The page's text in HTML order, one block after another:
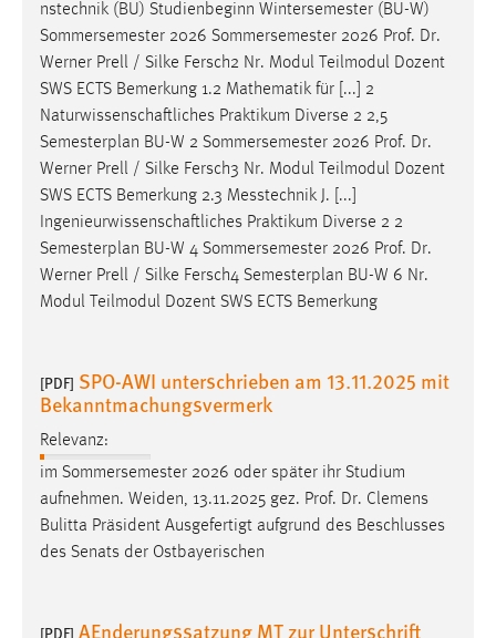
nstechnik (BU) Studienbeginn Wintersemester (BU-W)
Sommersemester 2026 Sommersemester 2026 Prof. Dr.
Werner Prell / Silke Fersch2 Nr. Modul Teilmodul Dozent
SWS ECTS Bemerkung 1.2 Mathematik für [...] 2
Naturwissenschaftliches Praktikum Diverse 2 2,5
Semesterplan BU-W 2 Sommersemester 2026 Prof. Dr.
Werner Prell / Silke Fersch3 Nr. Modul Teilmodul Dozent
SWS ECTS Bemerkung 2.3 Messtechnik J. [...]
Ingenieurwissenschaftliches Praktikum Diverse 2 2
Semesterplan BU-W 4 Sommersemester 2026 Prof. Dr.
Werner Prell / Silke Fersch4 Semesterplan BU-W 6 Nr.
Modul Teilmodul Dozent SWS ECTS Bemerkung
[PDF] SPO-AWI unterschrieben am 13.11.2025 mit
Bekanntmachungsvermerk
Relevanz:
im Sommersemester 2026 oder später ihr Studium
aufnehmen. Weiden, 13.11.2025 gez. Prof. Dr. Clemens
Bulitta Präsident Ausgefertigt aufgrund des Beschlusses
des Senats der Ostbayerischen
[PDF] AEnderungssatzung MT zur Unterschrift